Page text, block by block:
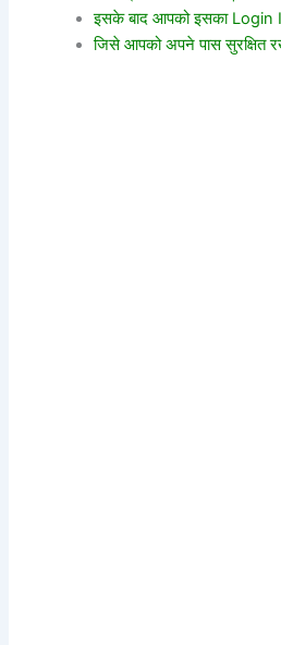
इसके बाद आपको इसका Login
जिसे आपको अपने पास सुरक्षित